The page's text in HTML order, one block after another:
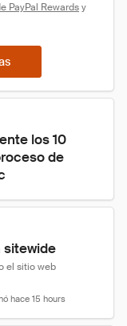
PayPal Rewards y
los 10
de
sitewide
el sitio web
hace 15 hours